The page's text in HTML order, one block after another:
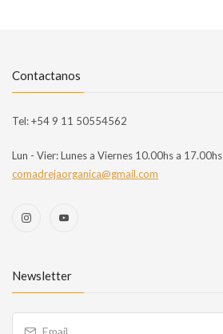
Contactanos
Tel:+54 9 11 50554562
Lun - Vier:Lunes a Viernes 10.00hs a 17.00hs
comadrejaorganica@gmail.com
Newsletter